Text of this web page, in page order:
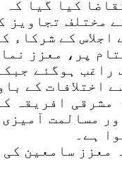
کیا گیا
مختلف تجاویز
اجلاس کے شرکاء
پر، معزز
راغب ہوگئے
اختلافات کے
مشرقی افریقہ
مسالمت
ہے۔
معزز سامعین